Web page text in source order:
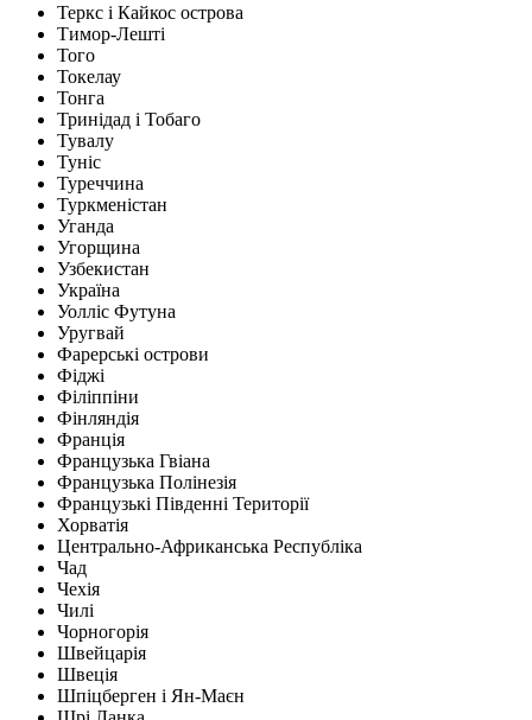
Теркс і Кайкос острова
Тимор-Лешті
Того
Токелау
Тонга
Тринідад і Тобаго
Тувалу
Туніс
Туреччина
Туркменістан
Уганда
Угорщина
Узбекистан
Україна
Уолліс Футуна
Уругвай
Фарерські острови
Фіджі
Філіппіни
Фінляндія
Франція
Французька Гвіана
Французька Полінезія
Французькі Південні Території
Хорватія
Центрально-Африканська Республіка
Чад
Чехія
Чилі
Чорногорія
Швейцарія
Швеція
Шпіцберген і Ян-Маєн